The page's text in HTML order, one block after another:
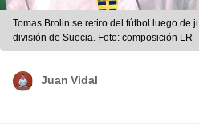
Tomas Brolin se retiro del fútbol luego de
división de Suecia. Foto: composición LR
Juan Vidal